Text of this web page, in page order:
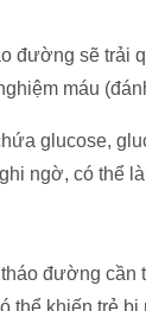
đường sẽ trải
máu
glucose,
ngờ, có thể
đường
thể khiến trẻ